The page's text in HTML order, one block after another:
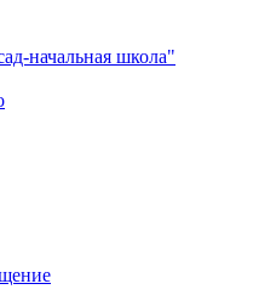
начальная школа"